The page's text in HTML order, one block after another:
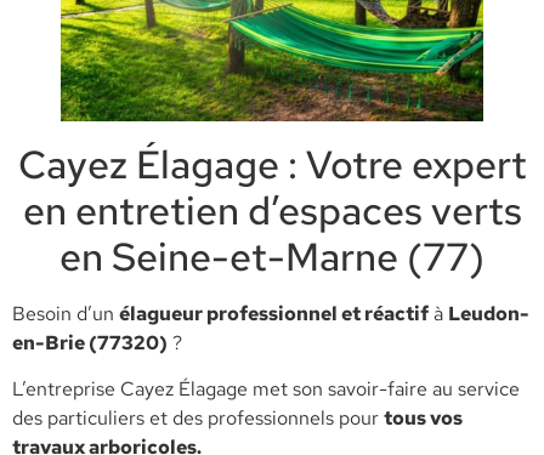
Cayez Élagage : Votre expert
en entretien d’espaces verts
en Seine-et-Marne (77)
​Besoin d’un élagueur professionnel et réactifà Leudon-
en-Brie (77320) ?
L’entreprise Cayez Élagage met son savoir-faire au service
des particuliers et des professionnels pourtous vos
travaux arboricoles.